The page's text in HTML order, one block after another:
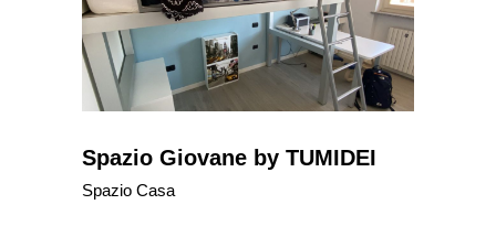
Spazio Giovane by TUMIDEI
Spazio Casa